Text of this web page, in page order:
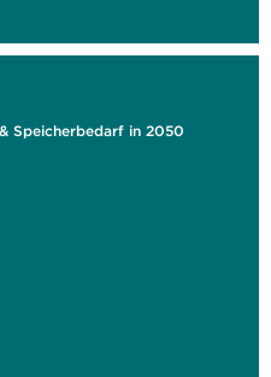
Speicherbedarf in 2050